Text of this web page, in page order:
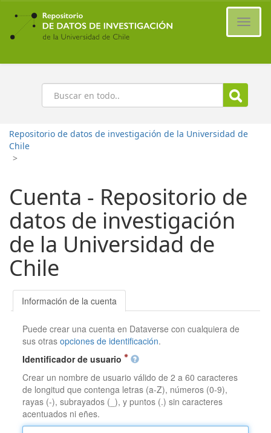
Ir
contenido
principal
Buscar
Repositorio de datos de investigación de la Universidad de
Chile
>
Cuenta - Repositorio de
datos de investigación
de la Universidad de
Chile
Información de la cuenta
Puede crear una cuenta en Dataverse con cualquiera de
sus otrasopciones de identificación.
Identificador de usuario
Crear un nombre de usuario válido de 2 a 60 caracteres
de longitud que contenga letras (a-Z), números (0-9),
rayas (-), subrayados (_), y puntos (.) sin caracteres
acentuados ni eñes.